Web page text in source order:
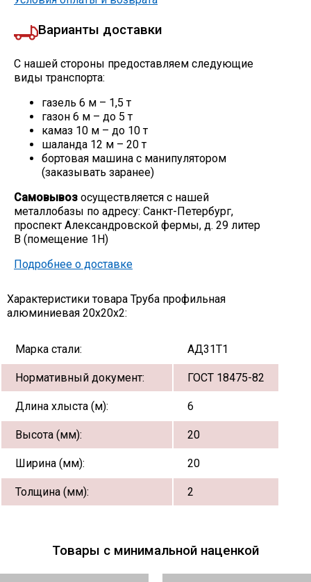
Варианты доставки
С нашей стороны предоставляем следующие
виды транспорта:
газель 6 м – 1,5 т
газон 6 м – до 5 т
камаз 10 м – до 10 т
шаланда 12 м – 20 т
бортовая машина с манипулятором
(заказывать заранее)
Самовывоз осуществляется с нашей
металлобазы по адресу: Санкт-Петербург,
проспект Александровской фермы, д. 29 литер
В (помещение 1Н)
Подробнее о доставке
Характеристики товара Труба профильная
алюминиевая 20х20х2:
Марка стали: АД31Т1
Нормативный документ: ГОСТ 18475-82
Длина хлыста (м): 6
Высота (мм): 20
Ширина (мм): 20
Толщина (мм): 2
Товары с минимальной наценкой